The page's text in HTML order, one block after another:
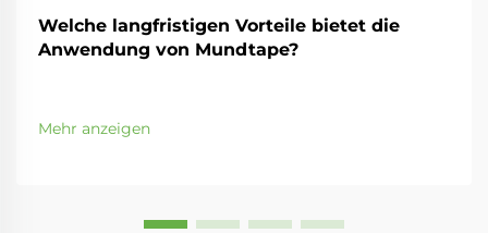
Welche langfristigen Vorteile bietet die
Anwendung von Mundtape?
Mehr anzeigen